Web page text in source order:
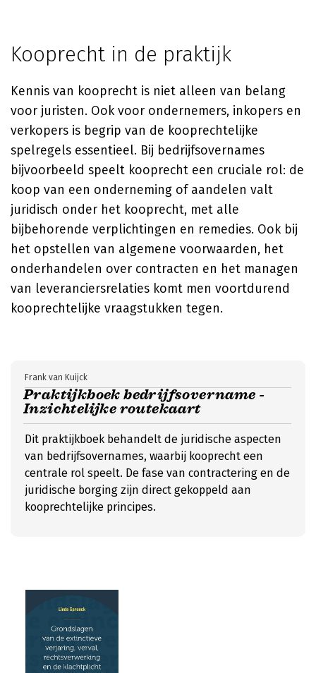
Kooprecht in de praktijk
Kennis van kooprecht is niet alleen van belang
voor juristen. Ook voor ondernemers, inkopers en
verkopers is begrip van de kooprechtelijke
spelregels essentieel. Bij bedrijfsovernames
bijvoorbeeld speelt kooprecht een cruciale rol: de
koop van een onderneming of aandelen valt
juridisch onder het kooprecht, met alle
bijbehorende verplichtingen en remedies. Ook bij
het opstellen van algemene voorwaarden, het
onderhandelen over contracten en het managen
van leveranciersrelaties komt men voortdurend
kooprechtelijke vraagstukken tegen.
Praktijkboek bedrijfsovername -
Inzichtelijke routekaart
Frank van Kuijck
Dit praktijkboek behandelt de juridische aspecten
van bedrijfsovernames, waarbij kooprecht een
centrale rol speelt. De fase van contractering en de
juridische borging zijn direct gekoppeld aan
kooprechtelijke principes.